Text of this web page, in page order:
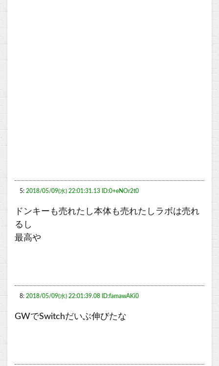
5: 2018/05/09(水) 22:01:31.13 ID:0+eNOr2t0
ドンキーも売れたし本体も売れたしラボは売れ
るし
最高や
8: 2018/05/09(水) 22:01:39.08 ID:famawAKi0
GWでSwitchだいぶ伸びたな